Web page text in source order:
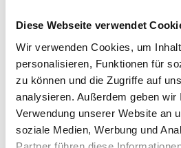
Diese Webseite verwendet
Wir verwenden Cookies, um
personalisieren, Funktionen für
zu können und die Zugriffe auf
analysieren. Außerdem geben
Verwendung unserer Website an
soziale Medien, Werbung und
Öffnungszeiten